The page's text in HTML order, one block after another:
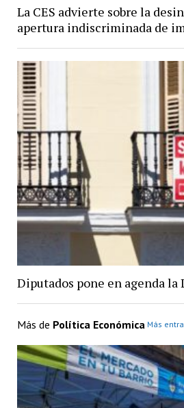
La CES advierte sobre la
apertura indiscriminada de
Diputados pone en agenda la
Más de Política Económica Más